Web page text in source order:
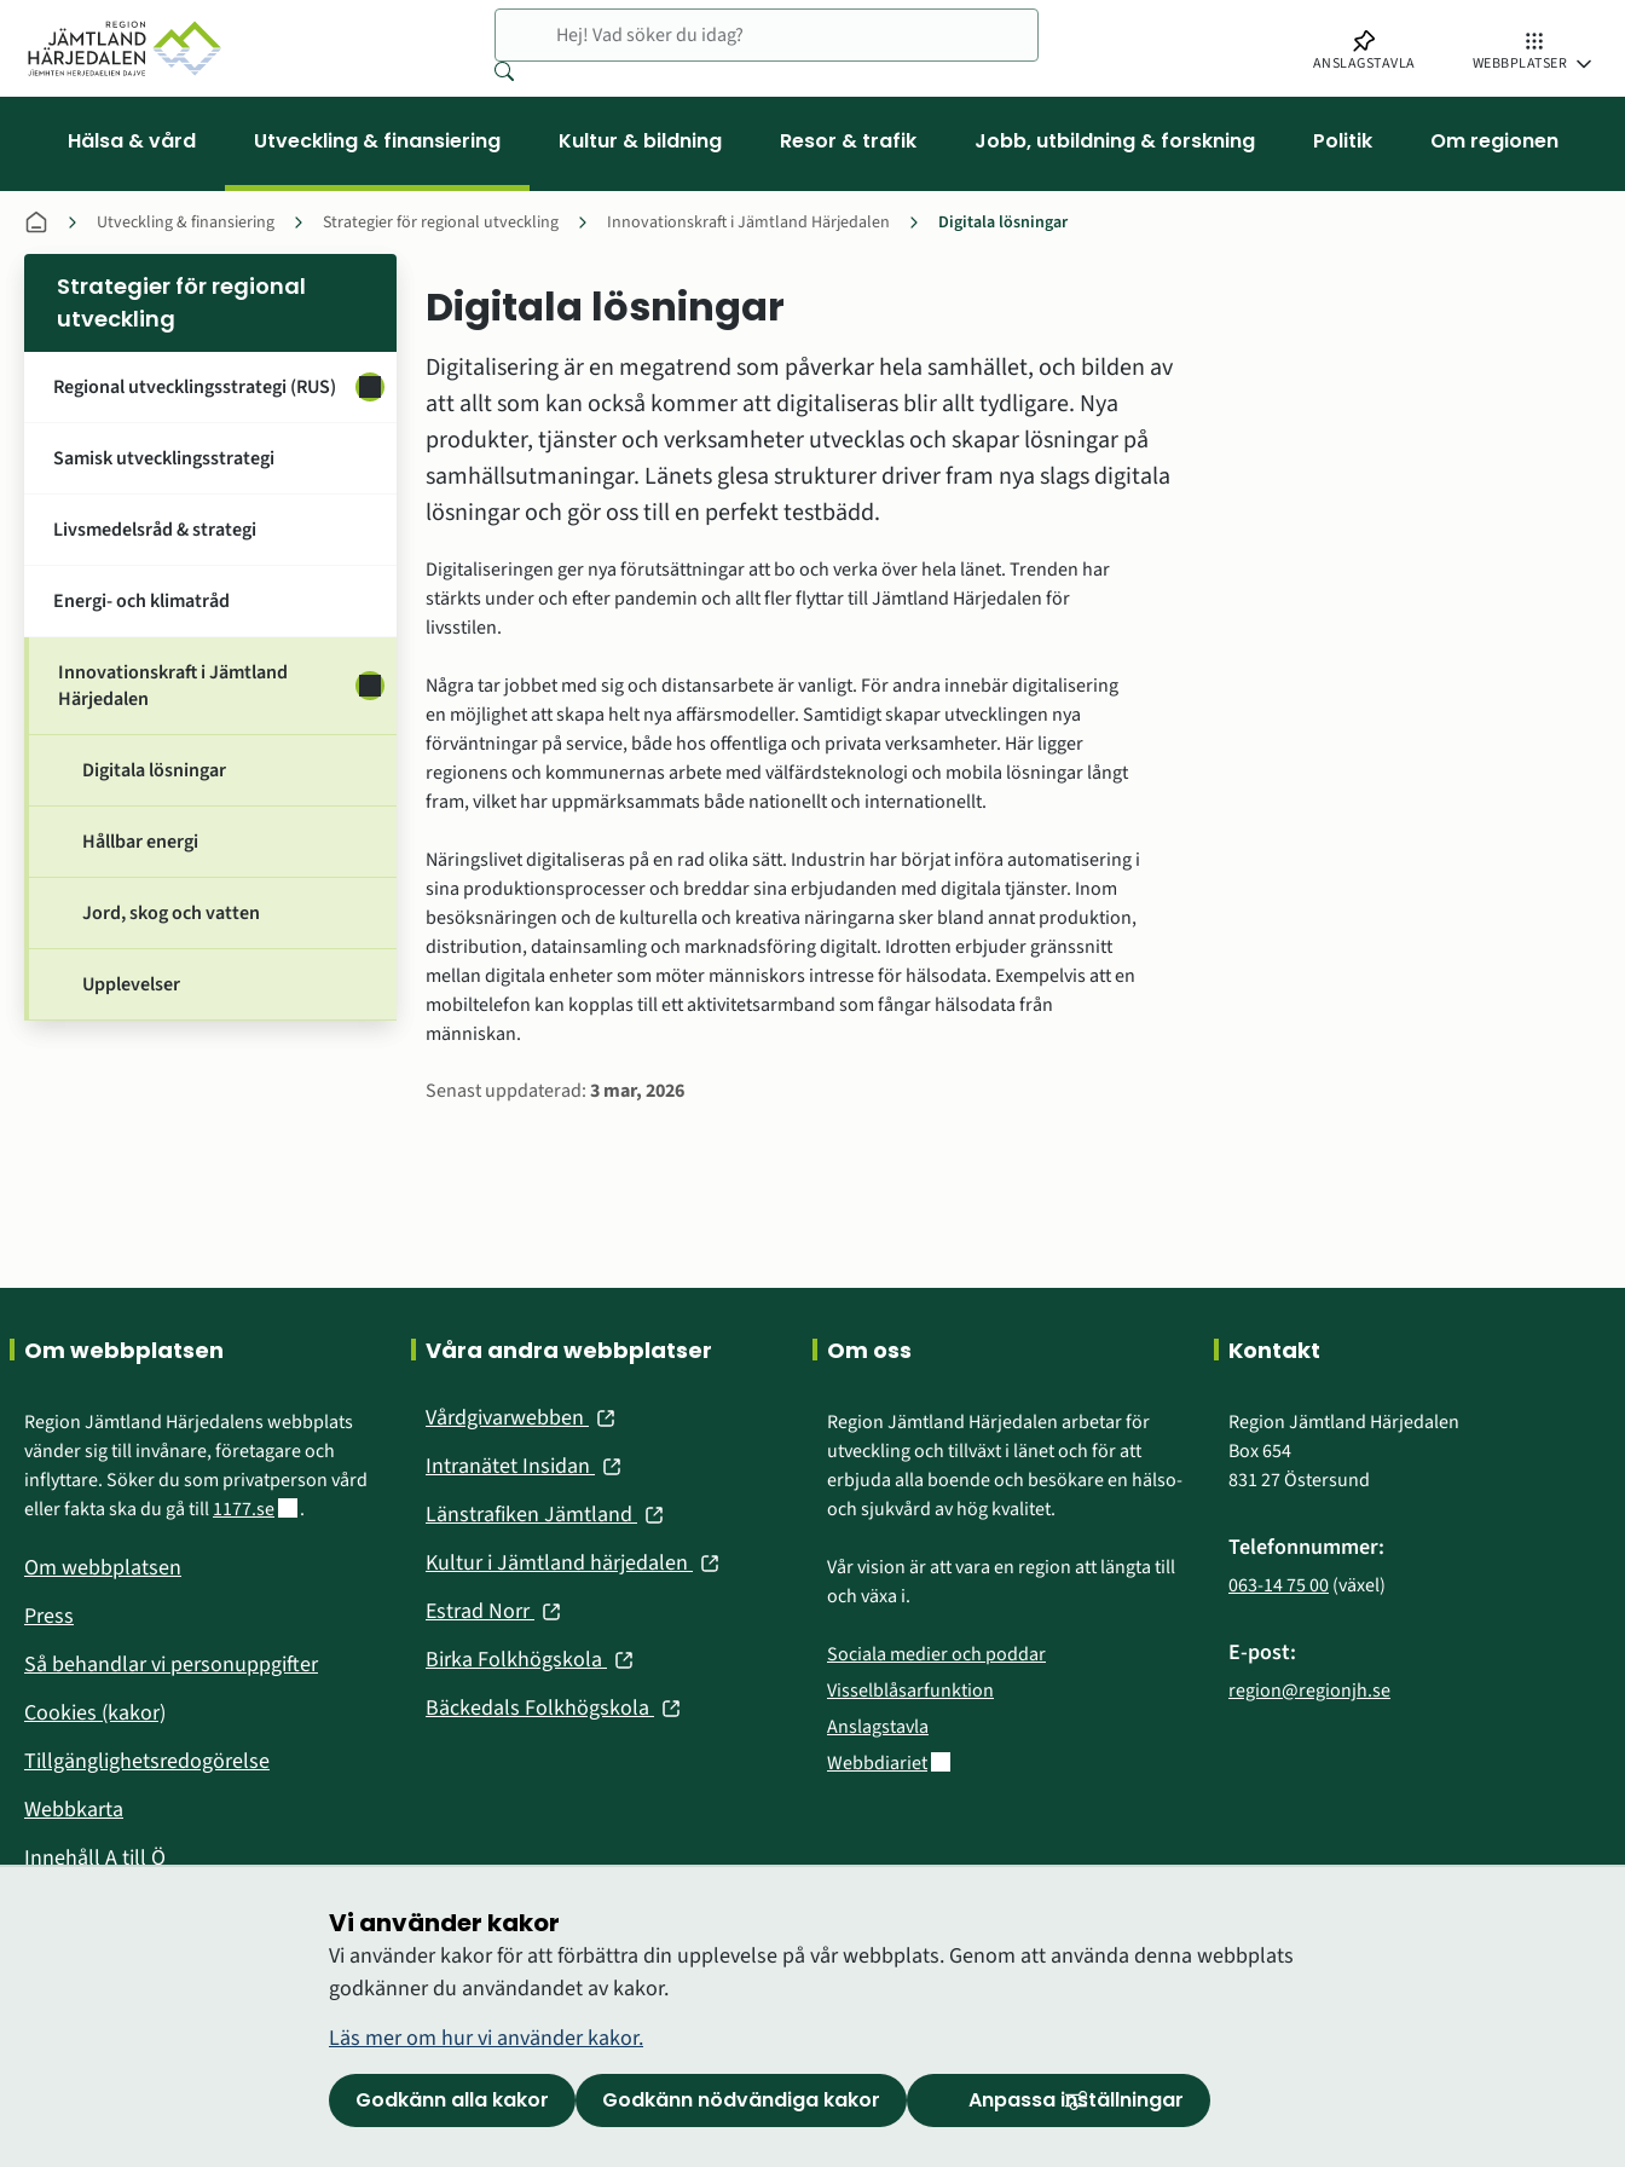
Vi använder kakor
Vi använder kakor för att förbättra din upplevelse på vår webbplats. Genom att använda denna webbplats
godkänner du användandet av kakor.
Läs mer om hur vi använder kakor.
Godkänn alla kakor Godkänn nödvändiga kakor Anpassa inställningar
ANSLAGSTAVLA WEBBPLATSER
Hälsa & vård Utveckling & finansiering Kultur & bildning Resor & trafik Jobb, utbildning & forskning Politik Om regionen
Utveckling & finansiering Strategier för regional utveckling Innovationskraft i Jämtland Härjedalen Digitala lösningar
Strategier för regional
utveckling
Regional utvecklingsstrategi (RUS) Undersidor för Regional utvecklingsstrategi (RUS)
Samisk utvecklingsstrategi
Livsmedelsråd & strategi
Energi- och klimatråd
Innovationskraft i Jämtland
Härjedalen
Undersidor för Innovationskraft i Jämtland Härjedalen
Digitala lösningar
Hållbar energi
Jord, skog och vatten
Upplevelser
Digitala lösningar
Digitalisering är en megatrend som påverkar hela samhället, och bilden av
att allt som kan också kommer att digitaliseras blir allt tydligare. Nya
produkter, tjänster och verksamheter utvecklas och skapar lösningar på
samhällsutmaningar. Länets glesa strukturer driver fram nya slags digitala
lösningar och gör oss till en perfekt testbädd.
Digitaliseringen ger nya förutsättningar att bo och verka över hela länet. Trenden har
stärkts under och efter pandemin och allt fler flyttar till Jämtland Härjedalen för
livsstilen.
Några tar jobbet med sig och distansarbete är vanligt. För andra innebär digitalisering
en möjlighet att skapa helt nya affärsmodeller. Samtidigt skapar utvecklingen nya
förväntningar på service, både hos offentliga och privata verksamheter. Här ligger
regionens och kommunernas arbete med välfärdsteknologi och mobila lösningar långt
fram, vilket har uppmärksammats både nationellt och internationellt.
Näringslivet digitaliseras på en rad olika sätt. Industrin har börjat införa automatisering i
sina produktionsprocesser och breddar sina erbjudanden med digitala tjänster. Inom
besöksnäringen och de kulturella och kreativa näringarna sker bland annat produktion,
distribution, datainsamling och marknadsföring digitalt. Idrotten erbjuder gränssnitt
mellan digitala enheter som möter människors intresse för hälsodata. Exempelvis att en
mobiltelefon kan kopplas till ett aktivitetsarmband som fångar hälsodata från
människan.
Sidinformation
Senast uppdaterad:3 mar, 2026
Sidfot
Om webbplatsen
Region Jämtland Härjedalens webbplats
vänder sig till invånare, företagare och
inflyttare. Söker du som privatperson vård
eller fakta ska du gå till 1177.seLänk till annan webbplats.
.
Om webbplatsen
Press
Så behandlar vi personuppgifter
Cookies (kakor)
Tillgänglighetsredogörelse
Webbkarta
Innehåll A till Ö
Våra andra webbplatser
Vårdgivarwebben (öppnas
nytt
fönster)
Intranätet Insidan (öppnas
nytt
fönster)
Länstrafiken Jämtland (öppnas
nytt
Kultur i Jämtland härjedalen (öppnas
Estrad Norr (öppnas
nytt
fönster)
Birka Folkhögskola (öppnas
nytt
Bäckedals Folkhögskola (öppnas
Om oss
Region Jämtland Härjedalen arbetar för
utveckling och tillväxt i länet och för att
erbjuda alla boende och besökare en hälso-
och sjukvård av hög kvalitet.
Vår vision är att vara en region att längta till
och växa i.
Sociala medier och poddar
Visselblåsarfunktion
Anslagstavla
WebbdiarietLänk till annan webbplats.
Kontakt
Region Jämtland Härjedalen
Box 654
831 27 Östersund
Telefonnummer:
063-14 75 00 (växel)
E-post:
region@regionjh.se